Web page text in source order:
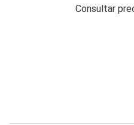
Consultar